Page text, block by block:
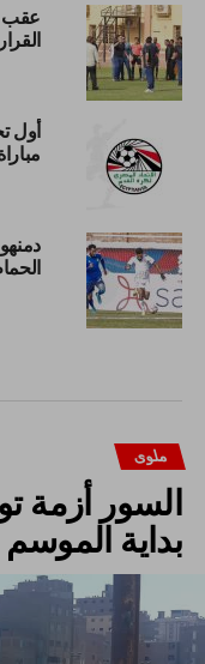
عقب
أول
ملوى
السور أزمة
بداية